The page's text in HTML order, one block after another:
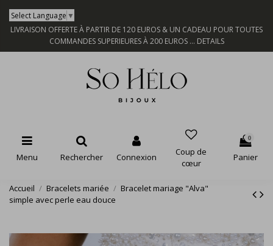
Select Language ▼
LIVRAISON OFFERTE À PARTIR DE 120 EUROS & UN CADEAU POUR TOUTES
COMMANDES SUPERIEURES À 200 EUROS ... DETAILS
Menu Rechercher Connexion
Coup de
cœur
0
Panier
Accueil Bracelets mariée
Bracelet mariage "Alva"
simple avec perle eau douce